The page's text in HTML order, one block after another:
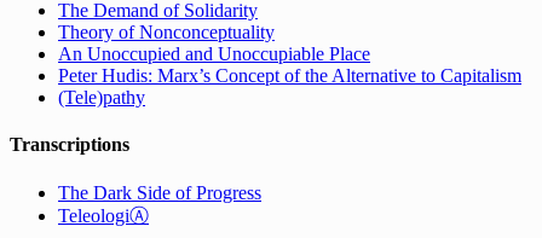
The Demand of Solidarity
Theory of Nonconceptuality
An Unoccupied and Unoccupiable Place
Peter Hudis: Marx’s Concept of the Alternative to Capitalism
(Tele)pathy
Transcriptions
The Dark Side of Progress
TeleologiⒶ